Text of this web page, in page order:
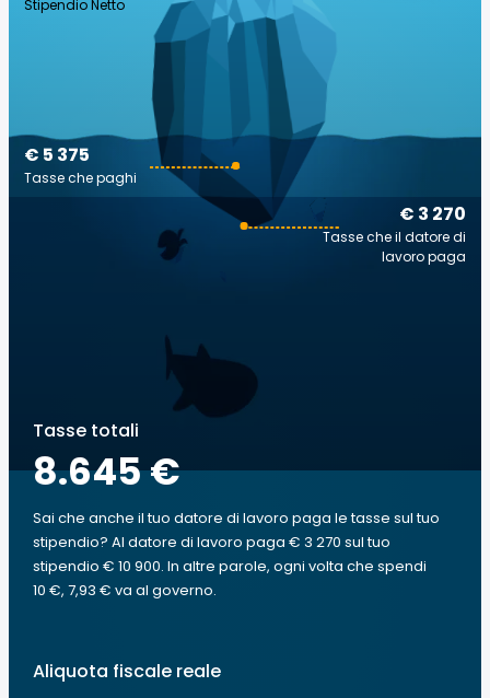
Stipendio Netto
€ 3 270
Tasse che il datore di
lavoro paga
€ 5 375
Tasse che paghi
Tasse totali
8.645 €
Sai che anche il tuo datore di lavoro paga le tasse sul tuo
stipendio? Al datore di lavoro paga € 3 270 sul tuo
stipendio € 10 900. In altre parole, ogni volta che spendi
10 €, 7,93 € va al governo.
Aliquota fiscale reale